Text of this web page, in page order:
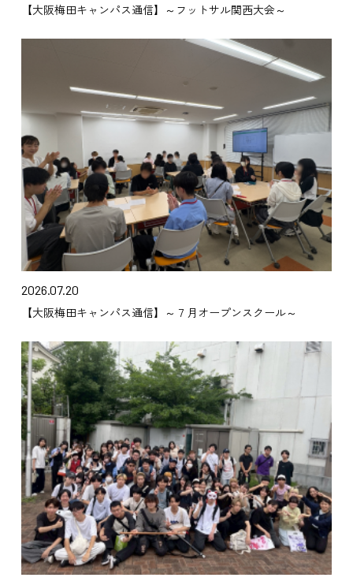
【大阪梅田キャンパス通信】～フットサル関西大会～
2026.07.20
【大阪梅田キャンパス通信】～７月オープンスクール～